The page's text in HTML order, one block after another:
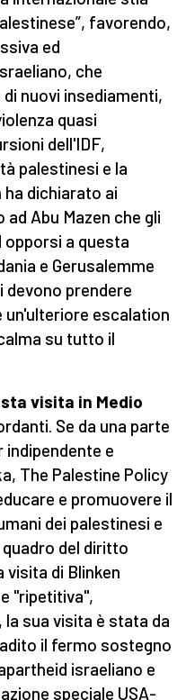
favorendo,
ed
che
nuovi insediamenti,
quasi
dell'IDF,
palestinesi e la
ha dichiarato ai
Abu Mazen che gli
a questa
e Gerusalemme
devono prendere
un'ulteriore escalation
su tutto il
visita in Medio
Se da una parte
indipendente e
The Palestine Policy
e promuovere il
dei palestinesi e
del diritto
visita di Blinken
"ripetitiva",
sua visita è stata da
il fermo sostegno
israeliano e
speciale USA-